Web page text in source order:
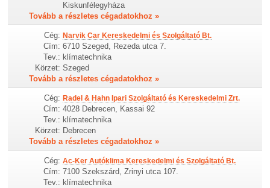
Kiskunfélegyháza
Tovább a részletes cégadatokhoz »
Cég: Narvik Car Kereskedelmi és Szolgáltató Bt.
Cím: 6710 Szeged, Rezeda utca 7.
Tev.: klímatechnika
Körzet: Szeged
Tovább a részletes cégadatokhoz »
Cég: Radel & Hahn Ipari Szolgáltató és Kereskedelmi Zrt.
Cím: 4028 Debrecen, Kassai 92
Tev.: klímatechnika
Körzet: Debrecen
Tovább a részletes cégadatokhoz »
Cég: Ac-Ker Autóklima Kereskedelmi és Szolgáltató Bt.
Cím: 7100 Szekszárd, Zrinyi utca 107.
Tev.: klímatechnika